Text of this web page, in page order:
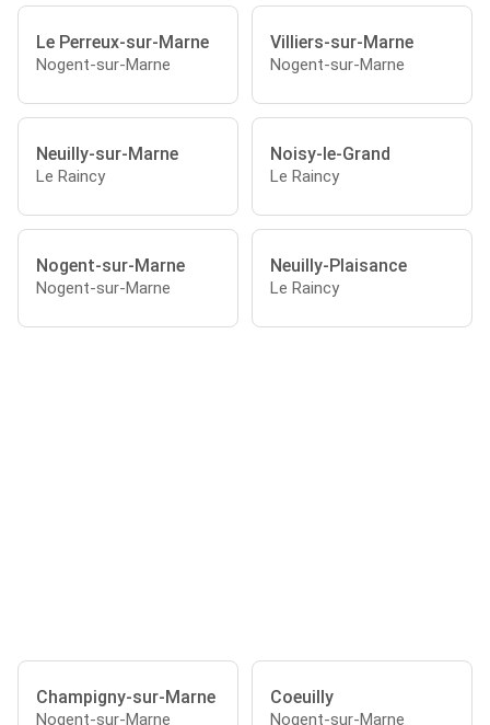
Le Perreux-sur-Marne
Nogent-sur-Marne
Villiers-sur-Marne
Nogent-sur-Marne
Neuilly-sur-Marne
Le Raincy
Noisy-le-Grand
Le Raincy
Nogent-sur-Marne
Nogent-sur-Marne
Neuilly-Plaisance
Le Raincy
Champigny-sur-Marne
Nogent-sur-Marne
Coeuilly
Nogent-sur-Marne